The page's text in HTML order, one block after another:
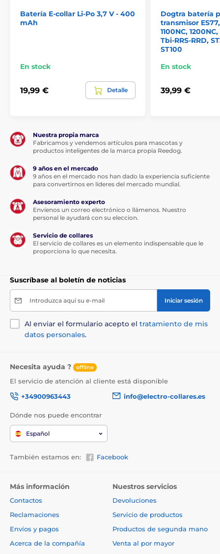
Batería E-collar Li-Po 3,7 V - 400
mAh
En stock
19,99 € Detalle
Dogtra batería
transmisor
1100NC,
Tbi-RRS-RRD,
ST100
En stock
39,99 €
Nuestra propia marca
Fabricamos y vendemos artículos para mascotas y
productos inteligentes de la marca propia Reedog.
9 años en el mercado
9 años en el mercado nos han dado la experiencia suficiente
para convertirnos en líderes del mercado mundial.
Asesoramiento experto
Envíenos un correo electrónico o llámenos. Nuestro
personal le ayudará con su eleccion.
Servicio de collares
El servicio de collares es un elemento indispensable que le
proporciona lo que necesita.
Suscríbase al boletín de noticias
Introduzca aquí su e-mail Iniciar sesión
Al enviar el formulario acepto el tratamiento de mis
datos personales.
Necesita ayuda ? offline
El servicio de atención al cliente está disponible
+34900963443
info@electro-collares.es
Dónde nos puede encontrar
Español
También estamos en: Facebook
Más información
Contactos
Reclamaciones
Envíos y pagos
Acerca de la compañía
Nuestros servicios
Devoluciones
Servicio de productos
Productos de segunda mano
Venta al por mayor